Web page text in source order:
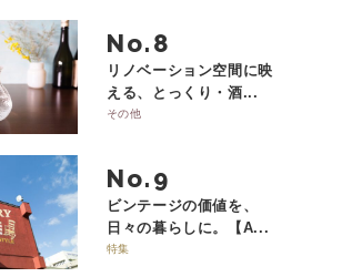
No.
リノベーション空間に映
える、とっくり・酒...
その他
No.
ビンテージの価値を、
日々の暮らしに。【A...
特集